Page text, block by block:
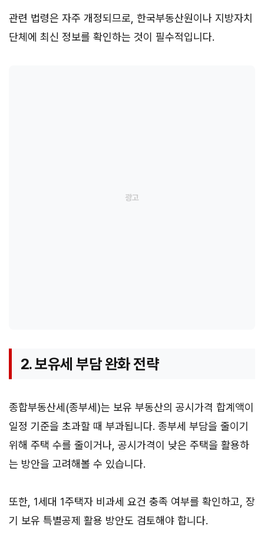
관련 법령은 자주 개정되므로, 한국부동산원이나 지방자치
단체에 최신 정보를 확인하는 것이 필수적입니다.
2. 보유세 부담 완화 전략
종합부동산세(종부세)는 보유 부동산의 공시가격 합계액이
일정 기준을 초과할 때 부과됩니다. 종부세 부담을 줄이기
위해 주택 수를 줄이거나, 공시가격이 낮은 주택을 활용하
는 방안을 고려해볼 수 있습니다.
또한, 1세대 1주택자 비과세 요건 충족 여부를 확인하고, 장
기 보유 특별공제 활용 방안도 검토해야 합니다.